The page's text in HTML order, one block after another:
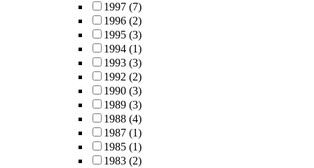
1997 (7)
1996 (2)
1995 (3)
1994 (1)
1993 (3)
1992 (2)
1990 (3)
1989 (3)
1988 (4)
1987 (1)
1985 (1)
1983 (2)